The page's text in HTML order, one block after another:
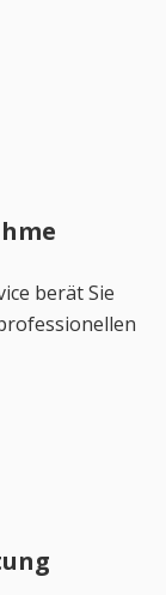
berät Sie